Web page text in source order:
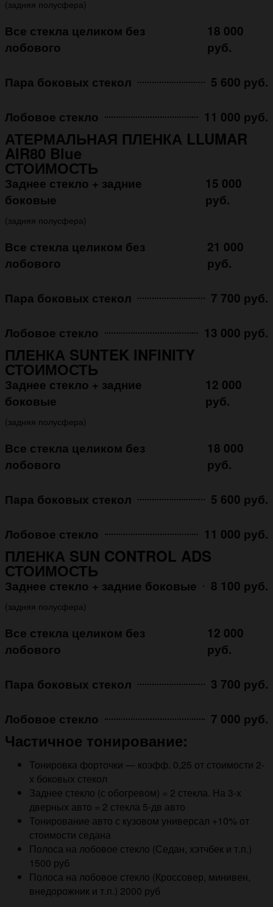
(задняя полусфера)
Все стекла целиком без
лобового
18 000
руб.
Пара боковых стекол 5 600 руб.
Лобовое стекло 11 000 руб.
АТЕРМАЛЬНАЯ ПЛЕНКА LLUMAR
AIR80 Blue
СТОИМОСТЬ
Заднее стекло + задние
боковые
15 000
руб.
(задняя полусфера)
Все стекла целиком без
лобового
21 000
руб.
Пара боковых стекол 7 700 руб.
Лобовое стекло 13 000 руб.
ПЛЕНКА SUNTEK INFINITY
СТОИМОСТЬ
Заднее стекло + задние
боковые
12 000
руб.
(задняя полусфера)
Все стекла целиком без
лобового
18 000
руб.
Пара боковых стекол 5 600 руб.
Лобовое стекло 11 000 руб.
ПЛЕНКА SUN CONTROL ADS
СТОИМОСТЬ
Заднее стекло + задние боковые 8 100 руб.
(задняя полусфера)
Все стекла целиком без
лобового
12 000
руб.
Пара боковых стекол 3 700 руб.
Лобовое стекло 7 000 руб.
Частичное тонирование:
Тонировка форточки — коэфф. 0,25 от стоимости 2-
х боковых стекол
Заднее стекло (с обогревом) = 2 стекла. На 3-х
дверных авто = 2 стекла 5-дв авто
Тонирование авто с кузовом универсал +10% от
стоимости седана
Полоса на лобовое стекло (Седан, хэтчбек и т.п.)
1500 руб
Полоса на лобовое стекло (Кроссовер, минивен,
внедорожник и т.п.) 2000 руб